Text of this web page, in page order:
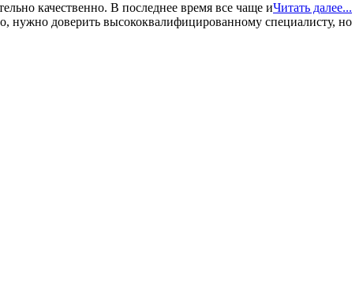
качественно. В последнее время все чаще иЧитать далее...
нужно доверить высококвалифицированному специалисту, но